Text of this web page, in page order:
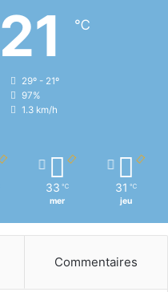
21 ℃
29º - 21º
97%
1.3 km/h
33 ℃
mer
31 ℃
jeu
Commentaires